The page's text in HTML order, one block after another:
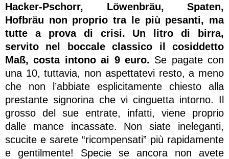
Hacker-Pschorr, Löwenbräu, Spaten,
Hofbräu non proprio tra le più pesanti, ma
tutte a prova di crisi. Un litro di birra,
servito nel boccale classico il cosiddetto
Maß, costa intono ai 9 euro. Se pagate con
una 10, tuttavia, non aspettatevi resto, a meno
che non l’abbiate esplicitamente chiesto alla
prestante signorina che vi cinguetta intorno. Il
grosso del sue entrate, infatti, viene proprio
dalle mance incassate. Non siate ineleganti,
scucite e sarete “ricompensati” più rapidamente
e gentilmente! Specie se ancora non avete